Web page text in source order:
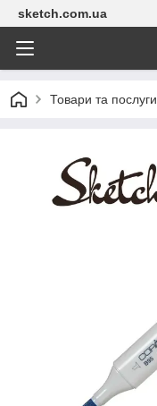
sketch.com.ua
Товари та послуги